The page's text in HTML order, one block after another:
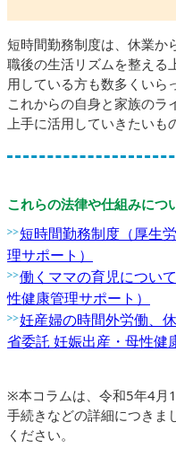
短時間勤務制度は、休業か
職後の生活リズムを整える
用している方も数多くいら
これからの自身と家族のラ
上手に活用していきたいも
これらの法律や仕組みにつ
短時間勤務制度（厚生
理サポート）
働くママの育児につい
性健康管理サポート）
妊産婦の時間外労働、
省委託 妊娠出産・母性健
※本コラムは、令和5年4月
手続きなどの詳細につきま
ください。